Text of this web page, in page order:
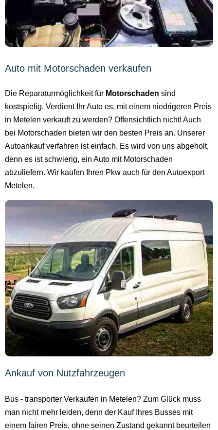
Auto mit Motorschaden verkaufen
Die Reparaturmöglichkeit für Motorschaden sind
kostspielig. Verdient Ihr Auto es, mit einem niedrigeren Preis
in Metelen verkauft zu werden? Offensichtlich nicht! Auch
bei Motorschaden bieten wir den besten Preis an. Unserer
Autoankauf verfahren ist einfach. Es wird von uns abgeholt,
denn es ist schwierig, ein Auto mit Motorschaden
abzuliefern. Wir kaufen Ihren Pkw auch für den Autoexport
Metelen.
Ankauf von Nutzfahrzeugen
Bus - transporter Verkaufen in Metelen? Zum Glück muss
man nicht mehr leiden, denn der Kauf Ihres Busses mit
einem fairen Preis, ohne seinen Zustand gekannt beurteilen